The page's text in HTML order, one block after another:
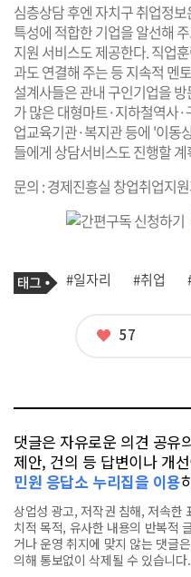
심층상담 후엔 자치구 취업정
특성에 적합한 기업을 알선해
지원 서비스도 제공한다. 직업
과도 연결해 주는 등 지속적 멘
설계사들은 관내 구인기업을
가 많은 대형마트·지하철역사
업교육기관·복지관 등에 '이동
들에게 상담서비스도 진행할 계
문의 : 경제진흥실 창업취업지
기
사
태
그
#일자리 #취업
좋
57
댓글은 자유로운 의견 공유
제안, 건의 등 답변이나 개
민원 응답소 누리집을 이용
상업성 광고, 저작권 침해, 저속한
치적 목적, 유사한 내용의 반복적
거나 운영 취지에 맞지 않는 댓글
의해 통보없이 삭제될 수 있습니다.